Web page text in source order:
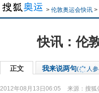
> 伦敦奥运会快讯 >
快讯：伦
正文 我来说两句( 人
2012年08月13日06:05 来源： 搜狐